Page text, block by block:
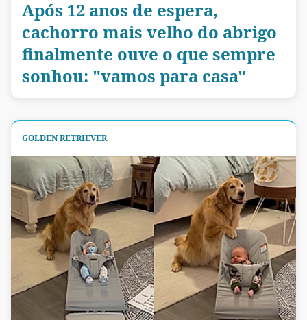
Após 12 anos de espera,
cachorro mais velho do abrigo
finalmente ouve o que sempre
sonhou: "vamos para casa"
GOLDEN RETRIEVER